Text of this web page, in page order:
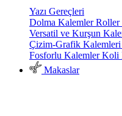
Yazı Gereçleri
Dolma KalemlerRoller
Versatil ve Kurşun
Çizim-Grafik Kalemleri
Fosforlu KalemlerKoli
Makaslar